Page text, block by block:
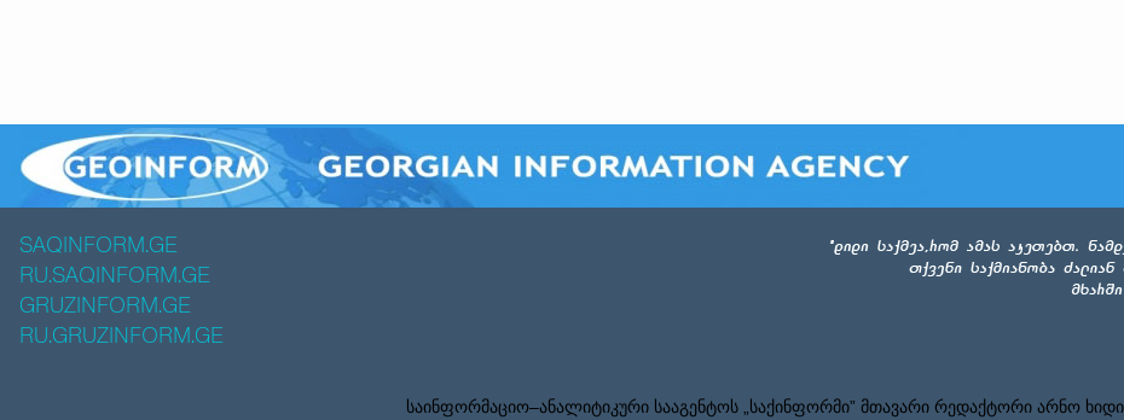
SAQINFORM.GE
RU.SAQINFORM.GE
GRUZINFORM.GE
RU.GRUZINFORM.GE
საინფორმაციო–ანალიტიკური სააგენტოს „საქინფორმი” მთავარი რედაქტორი არნო